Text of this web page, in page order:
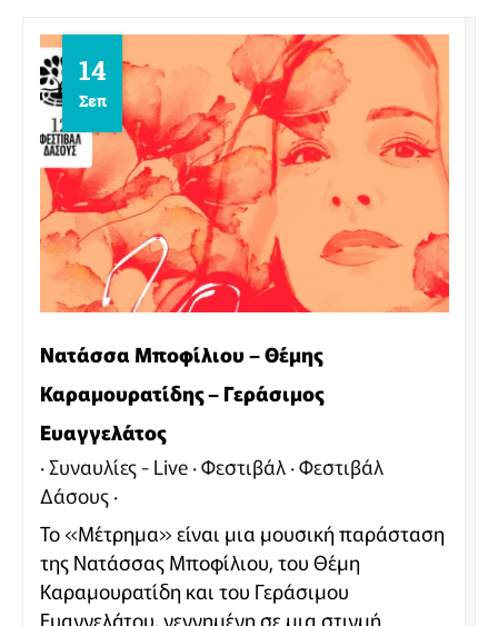
14
Σεπ
Νατάσσα Μποφίλιου – Θέμης
Καραμουρατίδης – Γεράσιμος
Ευαγγελάτος
Συναυλίες - Live Φεστιβάλ Φεστιβάλ
Δάσους
Το «Μέτρημα» είναι μια μουσική παράσταση
της Νατάσσας Μποφίλιου, του Θέμη
Καραμουρατίδη και του Γεράσιμου
Ευαγγελάτου, γεννημένη σε μια στιγμή